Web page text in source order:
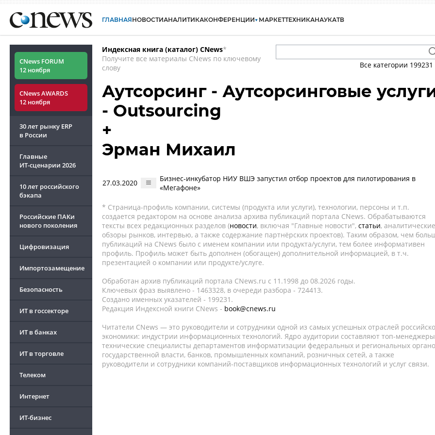
ГЛАВНАЯНОВОСТИАНАЛИТИКАКОНФЕРЕНЦИИ МАРКЕТТЕХНИКАНАУКАТВ
CNews FORUM
12 ноября
CNews AWARDS
12 ноября
30 лет рынку ERP
в России
Главные
ИТ-сценарии 2026
10 лет российского
бэкапа
Российские ПАКи
нового поколения
Цифровизация
Импортозамещение
Безопасность
ИТ в госсекторе
ИТ в банках
ИТ в торговле
Телеком
Интернет
ИТ-бизнес
Индексная книга (каталог) CNews*
Получите все материалы CNews по ключевому
слову
Все категории 199231
Аутсорсинг - Аутсорсинговые
- Outsourcing
+
Эрман Михаил
27.03.2020
Бизнес-инкубатор НИУ ВШЭ запустил отбор проектов для пилотирования в
«Мегафоне»
* Страница-профиль компании, системы (продукта или услуги), технологии, персоны и т.п.
создается редактором на основе анализа архива публикаций портала CNews. Обрабатываются
тексты всех редакционных разделов (новости, включая "Главные новости", статьи, аналитические
обзоры рынков, интервью, а также содержание партнёрских проектов). Таким образом, чем
публикаций на CNews было с именем компании или продукта/услуги, тем более информативен
профиль. Профиль может быть дополнен (обогащен) дополнительной информацией, в т.ч.
презентацией о компании или продукте/услуге.
Обработан архив публикаций портала CNews.ru c 11.1998 до 08.2026 годы.
Ключевых фраз выявлено - 1463328, в очереди разбора - 724413.
Создано именных указателей - 199231.
Редакция Индексной книги CNews - book@cnews.ru
Читатели CNews — это руководители и сотрудники одной из самых успешных отраслей
экономики: индустрии информационных технологий. Ядро аудитории составляют топ-
технические специалисты департаментов информатизации федеральных и региональных
государственной власти, банков, промышленных компаний, розничных сетей, а также
руководители и сотрудники компаний-поставщиков информационных технологий и услуг связи.